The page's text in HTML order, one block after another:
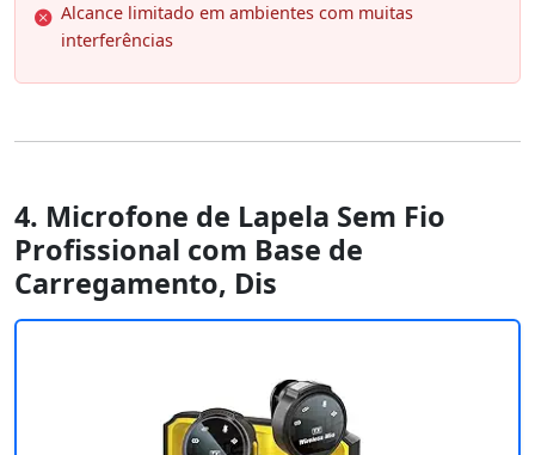
Alcance limitado em ambientes com muitas
interferências
4. Microfone de Lapela Sem Fio
Profissional com Base de
Carregamento, Dis